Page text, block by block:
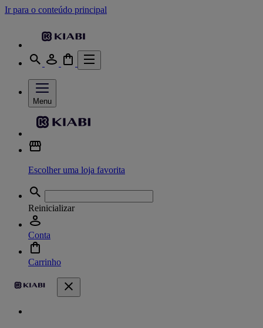
Ir para o conteúdo principal
Menu
Escolher uma loja favorita
Reinicializar
Conta
Carrinho